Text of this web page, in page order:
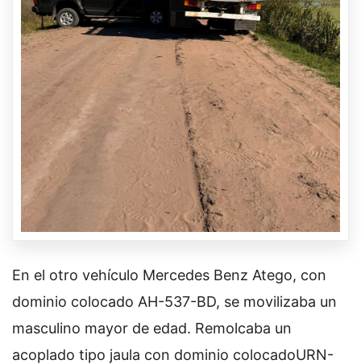
En el otro vehículo Mercedes Benz Atego, con
dominio colocado AH-537-BD, se movilizaba un
masculino mayor de edad. Remolcaba un
acoplado tipo jaula con dominio colocadoURN-